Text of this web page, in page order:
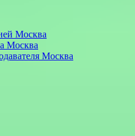
Москва
Москва
Москва